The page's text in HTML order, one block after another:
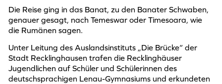
Die Reise ging in das Banat, zu den Banater Schwaben,
genauer gesagt, nach Temeswar oder Timesoara, wie
die Rumänen sagen.
Unter Leitung des Auslandsinstituts „Die Brücke“ der
Stadt Recklinghausen trafen die Recklinghäuser
Jugendlichen auf Schüler und Schülerinnen des
deutschsprachigen Lenau-Gymnasiums und erkundeten